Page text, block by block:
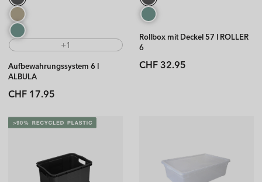
+1
Aufbewahrungssystem 6 l
ALBULA
Normaler
CHF 17.95
Rollbox mit Deckel 57 l ROLLER
6
Normaler
CHF 32.95